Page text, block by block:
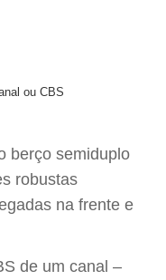
ou CBS
berço semiduplo
robustas
na frente e
de um canal –